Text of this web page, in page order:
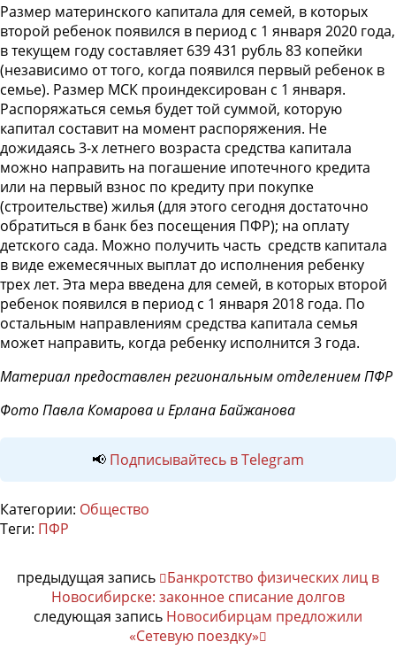
Размер материнского капитала для семей, в которых
второй ребенок появился в период с 1 января 2020 года,
в текущем году составляет 639 431 рубль 83 копейки
(независимо от того, когда появился первый ребенок в
семье). Размер МСК проиндексирован с 1 января.
Распоряжаться семья будет той суммой, которую
капитал составит на момент распоряжения. Не
дожидаясь 3-х летнего возраста средства капитала
можно направить на погашение ипотечного кредита
или на первый взнос по кредиту при покупке
(строительстве) жилья (для этого сегодня достаточно
обратиться в банк без посещения ПФР); на оплату
детского сада. Можно получить часть средств капитала
в виде ежемесячных выплат до исполнения ребенку
трех лет. Эта мера введена для семей, в которых второй
ребенок появился в период с 1 января 2018 года. По
остальным направлениям средства капитала семья
может направить, когда ребенку исполнится 3 года.
Материал предоставлен региональным отделением ПФР
Фото Павла Комарова и Ерлана Байжанова
📢 Подписывайтесь в Telegram
Категории: Общество
Теги: ПФР
предыдущая запись
Банкротство физических лиц в
Новосибирске: законное списание долгов
следующая запись Новосибирцам предложили
«Сетевую поездку»